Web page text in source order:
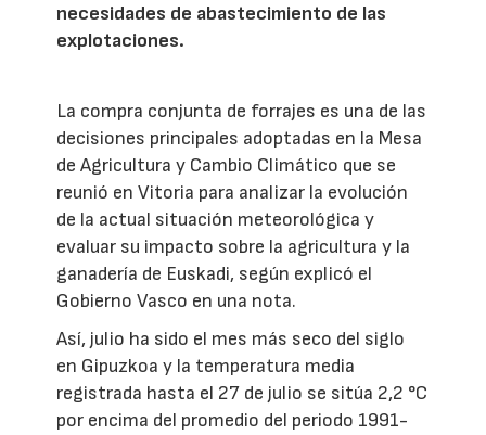
necesidades de abastecimiento de las
explotaciones.
La compra conjunta de forrajes es una de las
decisiones principales adoptadas en la Mesa
de Agricultura y Cambio Climático que se
reunió en Vitoria para analizar la evolución
de la actual situación meteorológica y
evaluar su impacto sobre la agricultura y la
ganadería de Euskadi, según explicó el
Gobierno Vasco en una nota.
Así, julio ha sido el mes más seco del siglo
en Gipuzkoa y la temperatura media
registrada hasta el 27 de julio se sitúa 2,2 °C
por encima del promedio del periodo 1991-